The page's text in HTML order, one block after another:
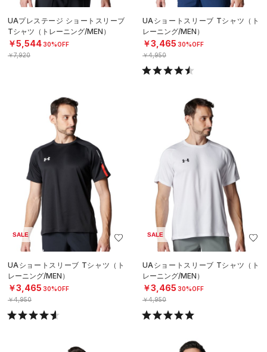
UAプレステージ ショートスリーブ
Tシャツ（トレーニング/MEN）
￥5,54430%OFF
￥7,920
UAショートスリーブ Tシャツ（ト
レーニング/MEN）
￥3,465 30%OFF
￥4,950
SALE
UAショートスリーブ Tシャツ（ト
レーニング/MEN）
￥3,465 30%OFF
￥4,950
SALE
UAショートスリーブ Tシャツ（ト
レーニング/MEN）
￥3,465 30%OFF
￥4,950